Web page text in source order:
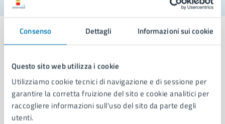
Consenso Dettagli Informazioni sui cookie
Questo sito web utilizza i cookie
Utilizziamo cookie tecnici di navigazione e di sessione per
garantire la corretta fruizione del sito e cookie analitici per
raccogliere informazioni sull'uso del sito da parte degli
utenti.
Comune di Napoli
AMMINISTRAZIONE
Aree amministrative